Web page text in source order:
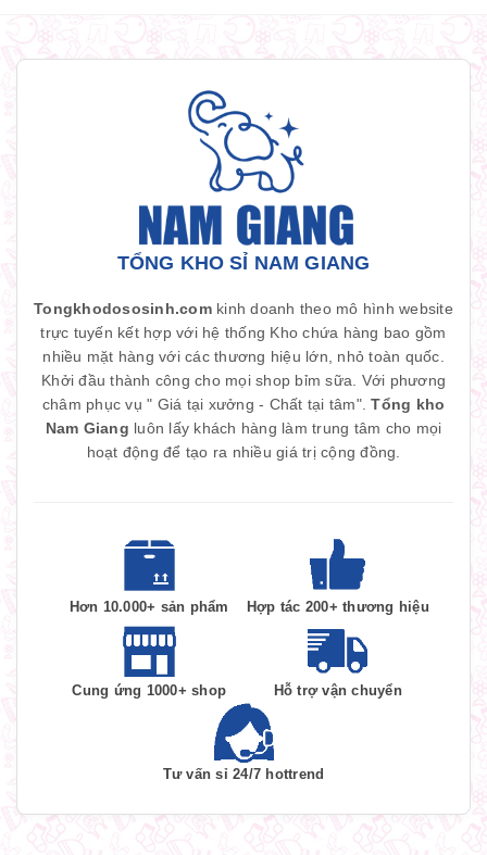
TỔNG KHO SỈ NAM GIANG
Tongkhodososinh.comkinh doanh theo mô hình website
trực tuyến kết hợp với hệ thống Kho chứa hàng bao gồm
nhiều mặt hàng với các thương hiệu lớn, nhỏ toàn quốc.
Khởi đầu thành công cho mọi shop bỉm sữa. Với phương
châm phục vụ " Giá tại xưởng - Chất tại tâm".Tổng kho
Nam Giang luôn lấy khách hàng làm trung tâm cho mọi
hoạt động để tạo ra nhiều giá trị cộng đồng.
Hơn 10.000+ sản phẩm Hợp tác 200+ thương hiệu
Cung ứng 1000+ shop Hỗ trợ vận chuyển
Tư vấn sỉ 24/7 hottrend